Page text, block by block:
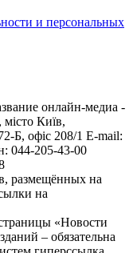
и персональных
онлайн-медиа -
Київ,
офіс 208/1 E-mail:
044-205-43-00
размещённых на
на
«Новости
– обязательна